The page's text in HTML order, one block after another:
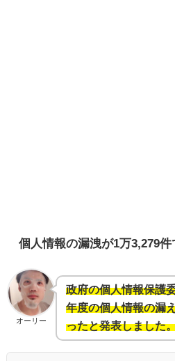
個人情報の漏洩が1万3,279件
オーリー
政府の個人情報保護
年度の個人情報の漏
ったと発表しました